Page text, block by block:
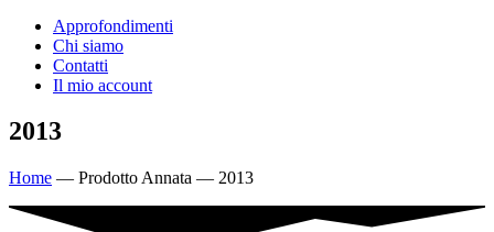
Approfondimenti
Chi siamo
Contatti
Il mio account
2013
Home — Prodotto Annata — 2013